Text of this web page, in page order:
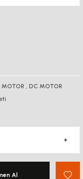
, DC MOTOR
Al